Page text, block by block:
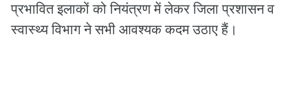
प्रभावित इलाकों को नियंत्रण में लेकर जिला प्रशासन व
स्वास्थ्य विभाग ने सभी आवश्यक कदम उठाए हैं।